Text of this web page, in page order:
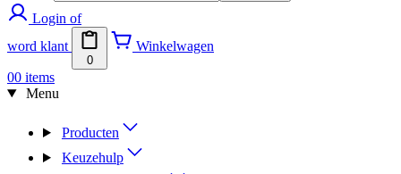
Login of
word klant
0
Winkelwagen
00 items
Menu
Producten
Keuzehulp